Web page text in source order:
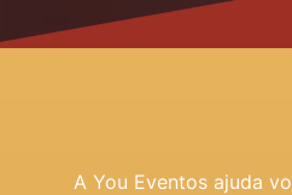
A You Eventos ajuda